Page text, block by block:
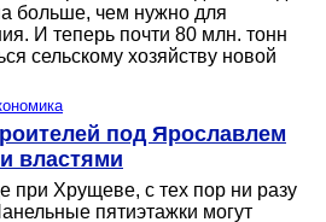
больше, чем нужно для
И теперь почти 80 млн. тонн
сельскому хозяйству новой
под Ярославлем
властями
при Хрущеве, с тех пор ни разу
пятиэтажки могут